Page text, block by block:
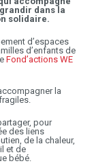
dans la
solidaire.
d’espaces
d’enfants de
Fond’actions WE
la
pour
des liens
de la chaleur,
et de
bébé.